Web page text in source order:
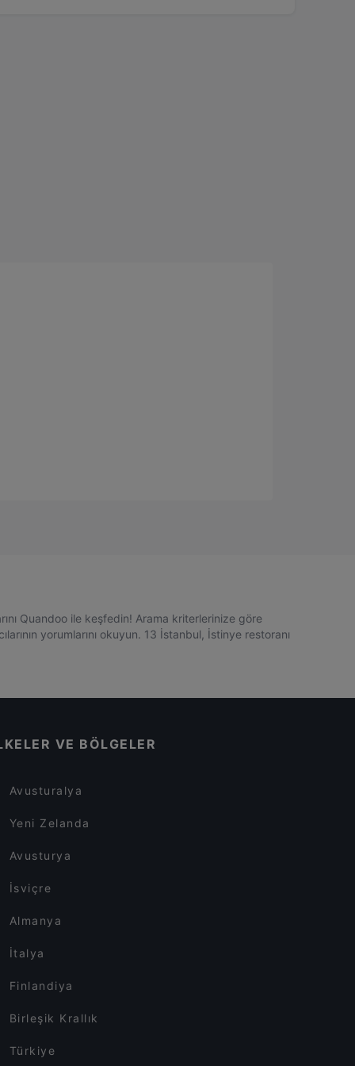
Quandoo ile keşfedin! Arama kriterlerinize göre
yorumlarını okuyun. 13 İstanbul, İstinye restoranı
VE BÖLGELER
Avusturalya
Yeni Zelanda
Avusturya
İsviçre
Almanya
İtalya
Finlandiya
Birleşik Krallık
Türkiye